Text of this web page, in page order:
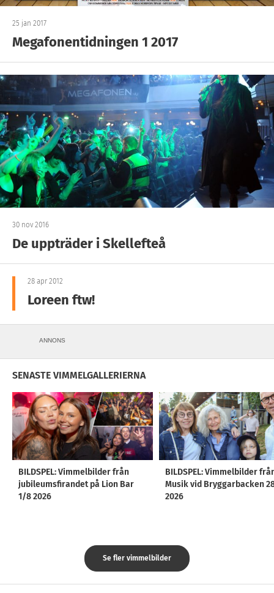
25 jan 2017
Megafonentidningen 1 2017
30 nov 2016
De uppträder i Skellefteå
28 apr 2012
Loreen ftw!
ANNONS
SENASTE VIMMELGALLERIERNA
BILDSPEL: Vimmelbilder från
jubileumsfirandet på Lion Bar
1/8 2026
BILDSPEL: Vimmelbilder
Musik vid Bryggarbacken
2026
Se fler vimmelbilder